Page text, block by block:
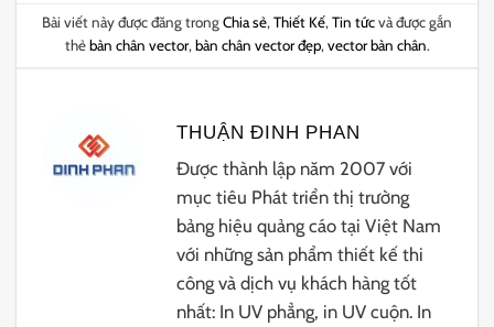
Bài viết này được đăng trongChia sẻ,Thiết Kế,Tin tứcvà được gắn
thẻbàn chân vector,bàn chân vector đẹp,vector bàn chân.
THUẬN ĐINH PHAN
Được thành lập năm 2007 với
mục tiêu Phát triển thị trường
bảng hiệu quảng cáo tại Việt Nam
với những sản phẩm thiết kế thi
công và dịch vụ khách hàng tốt
nhất: In UV phẳng, in UV cuộn. In